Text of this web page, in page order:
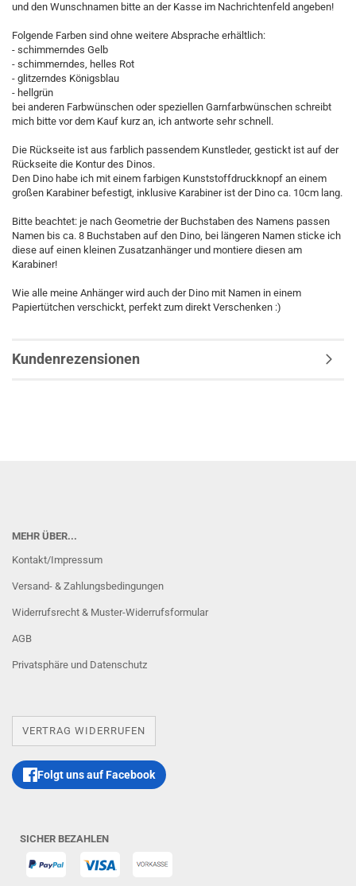
und den Wunschnamen bitte an der Kasse im Nachrichtenfeld angeben!
Folgende Farben sind ohne weitere Absprache erhältlich:
- schimmerndes Gelb
- schimmerndes, helles Rot
- glitzerndes Königsblau
- hellgrün
bei anderen Farbwünschen oder speziellen Garnfarbwünschen schreibt
mich bitte vor dem Kauf kurz an, ich antworte sehr schnell.
Die Rückseite ist aus farblich passendem Kunstleder, gestickt ist auf der
Rückseite die Kontur des Dinos.
Den Dino habe ich mit einem farbigen Kunststoffdruckknopf an einem
großen Karabiner befestigt, inklusive Karabiner ist der Dino ca. 10cm lang.
Bitte beachtet: je nach Geometrie der Buchstaben des Namens passen
Namen bis ca. 8 Buchstaben auf den Dino, bei längeren Namen sticke ich
diese auf einen kleinen Zusatzanhänger und montiere diesen am
Karabiner!
Wie alle meine Anhänger wird auch der Dino mit Namen in einem
Papiertütchen verschickt, perfekt zum direkt Verschenken :)
Kundenrezensionen
MEHR ÜBER...
Kontakt/Impressum
Versand- & Zahlungsbedingungen
Widerrufsrecht & Muster-Widerrufsformular
AGB
Privatsphäre und Datenschutz
VERTRAG WIDERRUFEN
Folgt uns auf Facebook
SICHER BEZAHLEN